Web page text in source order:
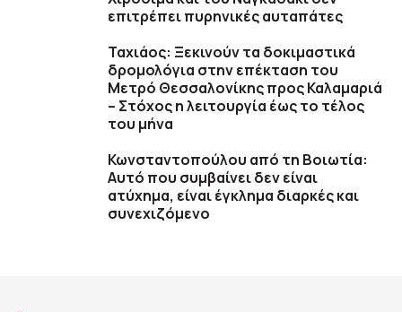
επιτρέπει πυρηνικές αυταπάτες
Ταχιάος: Ξεκινούν τα δοκιμαστικά
δρομολόγια στην επέκταση του
Μετρό Θεσσαλονίκης προς Καλαμαριά
– Στόχος η λειτουργία έως το τέλος
του μήνα
Κωνσταντοπούλου από τη Βοιωτία:
Αυτό που συμβαίνει δεν είναι
ατύχημα, είναι έγκλημα διαρκές και
συνεχιζόμενο